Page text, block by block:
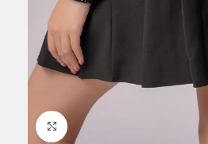
Нажмите, чтобы увеличить